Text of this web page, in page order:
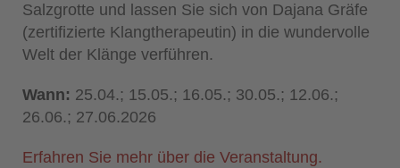
Salzgrotte und lassen Sie sich von Dajana Gräfe
(zertifizierte Klangtherapeutin) in die wundervolle
Welt der Klänge verführen.
Wann: 25.04.; 15.05.; 16.05.; 30.05.; 12.06.;
26.06.; 27.06.2026
Erfahren Sie mehr über die Veranstaltung.